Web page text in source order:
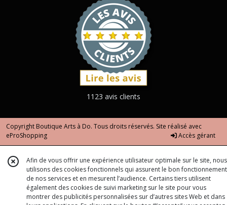
1123 avis clients
Copyright Boutique Arts à Do. Tous droits réservés. Site réalisé avec
eProShopping
Accès gérant
Afin de vous offrir une expérience utilisateur optimale sur le site, nous
utilisons des cookies fonctionnels qui assurent le bon fonctionnement
de nos services et en mesurent l’audience. Certains tiers utilisent
également des cookies de suivi marketing sur le site pour vous
montrer des publicités personnalisées sur d’autres sites Web et dans